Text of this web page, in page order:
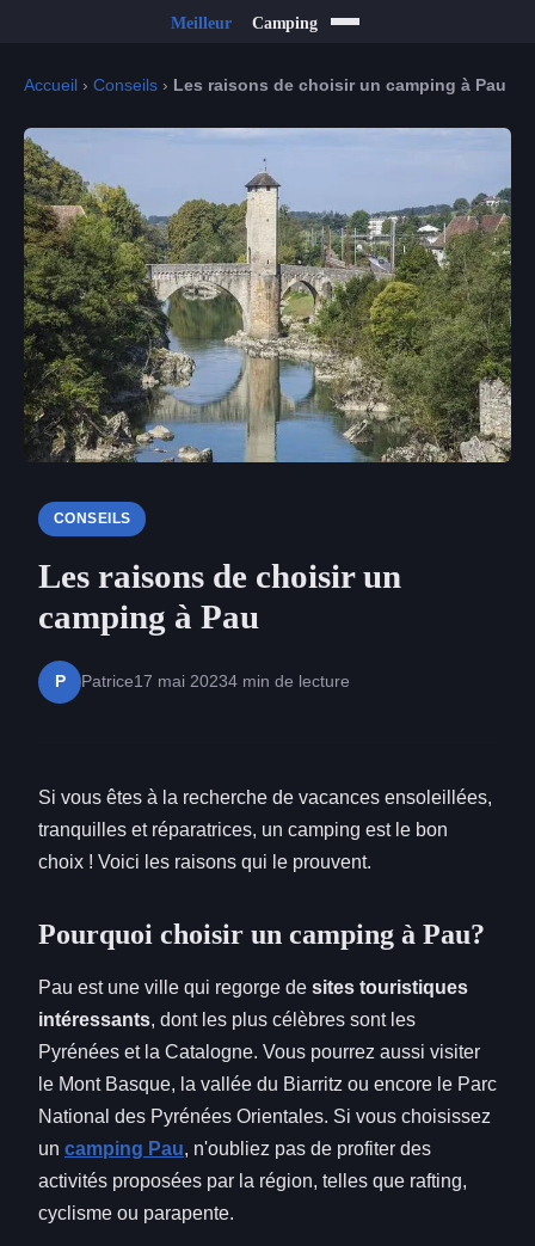
Accueil › Conseils › Les raisons de choisir un camping à Pau
CONSEILS
Les raisons de choisir un
camping à Pau
P Patrice17 mai 20234 min de lecture
Si vous êtes à la recherche de vacances ensoleillées,
tranquilles et réparatrices, un camping est le bon
choix ! Voici les raisons qui le prouvent.
Pourquoi choisir un camping à Pau?
Pau est une ville qui regorge de sites touristiques
intéressants, dont les plus célèbres sont les
Pyrénées et la Catalogne. Vous pourrez aussi visiter
le Mont Basque, la vallée du Biarritz ou encore le Parc
National des Pyrénées Orientales. Si vous choisissez
un camping Pau, n'oubliez pas de profiter des
activités proposées par la région, telles que rafting,
cyclisme ou parapente.